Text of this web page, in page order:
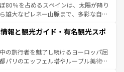
見逃せない。観光の合間には、本場の
絶品のイタリア料理を堪能することも
アで、忘れられない旅をしてみよう！
ア情報は
80％を占めるスペインは、太陽が降り
雄大なピレネー山脈まで、多彩な自然
では、情熱的なフラメンコ、熱気あふ
味しいタパスが生活の一部となってい
の洗練された雰囲気や、バルセロナの
から、地方では古代ローマ遺跡や中世
報と観光ガイド・有名観光スポ
の旅行者を魅了し続けるヨーロッパ屈
パリのエッフェル塔やルーブル美術館